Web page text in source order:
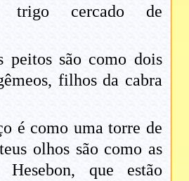
trigo cercado de
peitos são como dois
filhos da cabra
é como uma torre de
olhos são como as
Hesebon, que estão